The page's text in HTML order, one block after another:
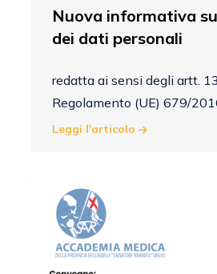
Nuova informativa
dei dati personali
redatta ai sensi degli artt.
Regolamento (UE) 679/
Leggi l'articolo